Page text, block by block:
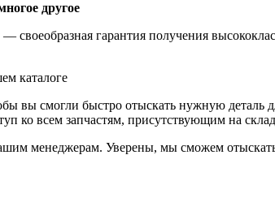
другое
своеобразная гарантия получения
каталоге
вы смогли быстро отыскать нужную
ко всем запчастям, присутствующим на
менеджерам. Уверены, мы сможем